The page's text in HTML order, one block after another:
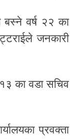
बस्ने वर्ष २२ का
जनकारी
का वडा सचिव
प्रवक्ता